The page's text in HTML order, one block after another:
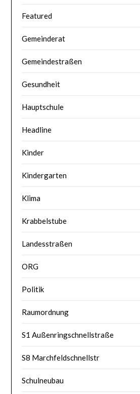
Featured
Gemeinderat
Gemeindestraßen
Gesundheit
Hauptschule
Headline
Kinder
Kindergarten
Klima
Krabbelstube
Landesstraßen
ORG
Politik
Raumordnung
S1 Außenringschnellstraße
S8 Marchfeldschnellstr
Schulneubau